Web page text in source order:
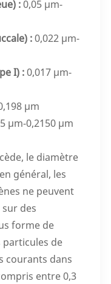
:0,05 μm-
:0,022 μm-
I) :0,017 μm-
μm
μm-0,2150 μm
le diamètre
général, les
ne peuvent
des
forme de
particules de
courants dans
entre 0,3